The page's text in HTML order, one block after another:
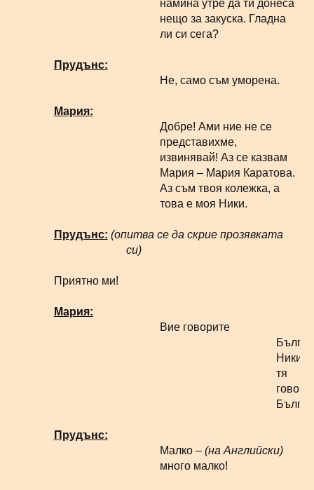
намина утре да ти донеса
нещо за закуска. Гладна
ли си сега?
Прудънс:
Не, само съм уморена.
Мария:
Добре! Ами ние не се
представихме,
извинявай! Аз се казвам
Мария – Мария Каратова.
Аз съм твоя колежка, а
това е моя Ники.
Прудънс: (опитва се да скрие прозявката
си)
Приятно ми!
Мария:
Вие говорите
Ники,
тя
говори
Прудънс:
Малко –(на Английски)
много малко!